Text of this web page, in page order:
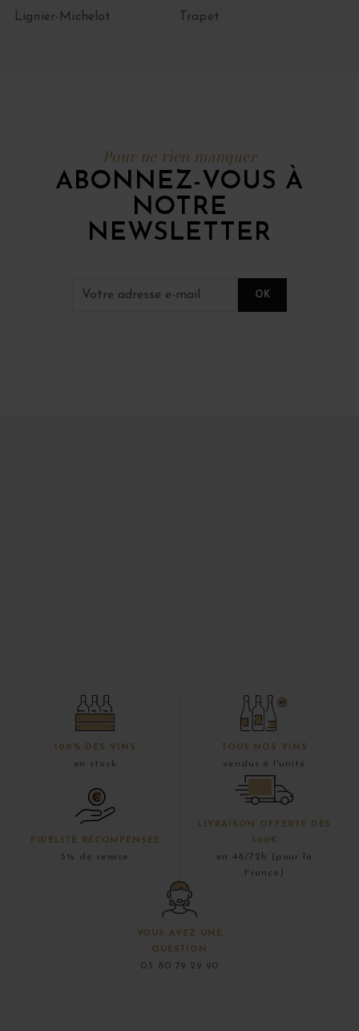
Lignier-Michelot Trapet
Pour ne rien manquer
ABONNEZ-VOUS À
NOTRE
NEWSLETTER
100% DES VINS
en stock
TOUS NOS VINS
vendus à l'unité
FIDÉLITÉ RÉCOMPENSÉE
5% de remise
LIVRAISON OFFERTE DÈS
300€
en 48/72h (pour la
France)
VOUS AVEZ UNE
QUESTION
03 80 79 29 90